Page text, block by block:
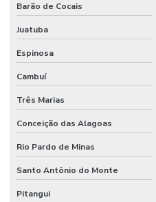
Barão de Cocais
Juatuba
Espinosa
Cambuí
Três Marias
Conceição das Alagoas
Rio Pardo de Minas
Santo Antônio do Monte
Pitangui